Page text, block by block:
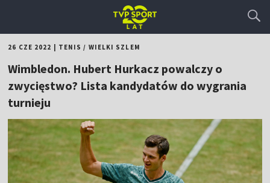
26 CZE 2022 TENIS / WIELKI SZLEM
Wimbledon. Hubert Hurkacz powalczy o
zwycięstwo? Lista kandydatów do wygrania
turnieju